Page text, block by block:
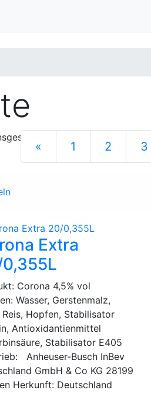
« 1 2 3
Extra
Corona 4,5% vol
Wasser, Gerstenmalz,
Reis, Hopfen, Stabilisator
Antioxidantienmittel
Stabilisator E405
Anheuser-Busch InBev
GmbH & Co KG 28199
Herkunft: Deutschland